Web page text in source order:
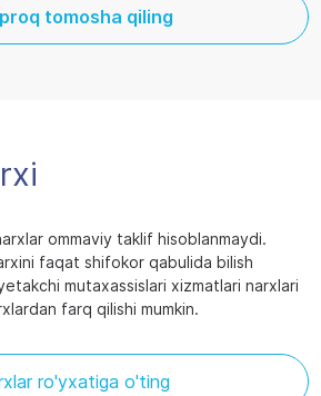
tomosha qiling
ommaviy taklif hisoblanmaydi.
faqat shifokor qabulida bilish
mutaxassislari xizmatlari narxlari
farq qilishi mumkin.
ro'yxatiga o'ting